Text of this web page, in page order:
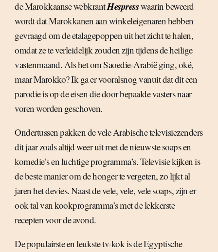
de Marokkaanse webkrantHespresswaarin beweerd
wordt dat Marokkanen aan winkeleigenaren hebben
gevraagd om de etalagepoppen uit het zicht te halen,
omdat ze te verleidelijk zouden zijn tijdens de heilige
vastenmaand. Als het om Saoedie-Arabië ging, oké,
maar Marokko? Ik ga er vooralsnog vanuit dat dit een
parodie is op de eisen die door bepaalde vasters naar
voren worden geschoven.
Ondertussen pakken de vele Arabische televisiezenders
dit jaar zoals altijd weer uit met de nieuwste soaps en
komedie’s en luchtige programma’s. Televisie kijken is
de beste manier om de honger te vergeten, zo lijkt al
jaren het devies. Naast de vele, vele, vele soaps, zijn er
ook tal van kookprogramma’s met de lekkerste
recepten voor de avond.
De populairste en leukste tv-kok is de Egyptische